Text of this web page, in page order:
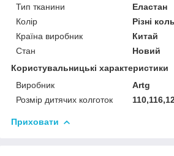
Тип тканини
Еластан
Колір
Різні
Країна виробник
Китай
Стан
Новий
Користувальницькі характеристики
Виробник
Artg
Розмір дитячих колготок
Приховати